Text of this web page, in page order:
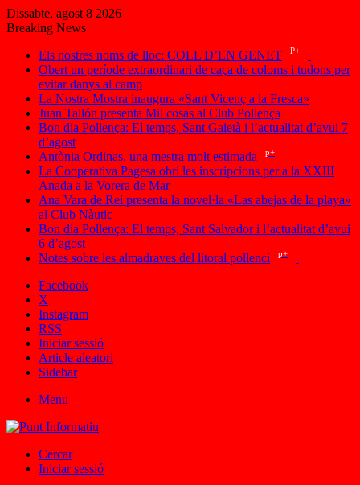
Dissabte, agost 8 2026
Breaking News
Els nostres noms de lloc: COLL D’EN GENET
P+
Obert un període extraordinari de caça de coloms i tudons per
evitar danys al camp
La Nostra Mostra inaugura «Sant Vicenç a la Fresca»
Juan Tallón presenta Mil cosas al Club Pollença
Bon dia Pollença: El temps, Sant Gaietà i l’actualitat d’avui 7
d’agost
Antònia Ordinas, una mestra molt estimada
p+
La Cooperativa Pagesa obri les inscripcions per a la XXIII
Anada a la Vorera de Mar
Ana Vara de Rei presenta la novel·la «Las abejas de la playa»
al Club Nàutic
Bon dia Pollença: El temps, Sant Salvador i l’actualitat d’avui
6 d’agost
Notes sobre les almadraves del litoral pollencí
p+
Facebook
X
Instagram
RSS
Iniciar sessió
Article aleatori
Sidebar
Menu
Cercar
Iniciar sessió